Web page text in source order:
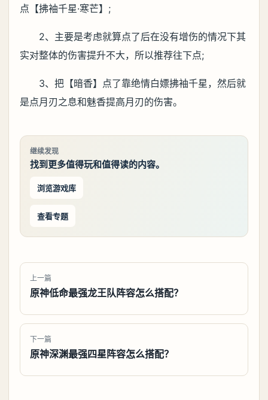
点【拂袖千星·寒芒】;
2、主要是考虑就算点了后在没有增伤的情况下其
实对整体的伤害提升不大，所以推荐往下点;
3、把【暗香】点了靠绝情白嫖拂袖千星，然后就
是点月刃之息和魅香提高月刃的伤害。
继续发现
找到更多值得玩和值得读的内容。
浏览游戏库
查看专题
上一篇
原神低命最强龙王队阵容怎么搭配？
下一篇
原神深渊最强四星阵容怎么搭配？